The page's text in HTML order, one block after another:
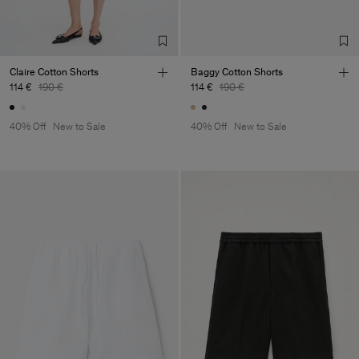
Claire Cotton Shorts
114 € 190 €
40% Off New to Sale
Baggy Cotton Shorts
114 € 190 €
40% Off New to Sale